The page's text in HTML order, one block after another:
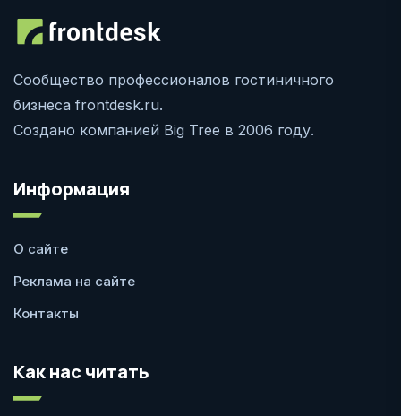
Сообщество профессионалов гостиничного
бизнеса frontdesk.ru.
Создано компанией Big Tree в 2006 году.
Информация
О сайте
Реклама на сайте
Контакты
Как нас читать